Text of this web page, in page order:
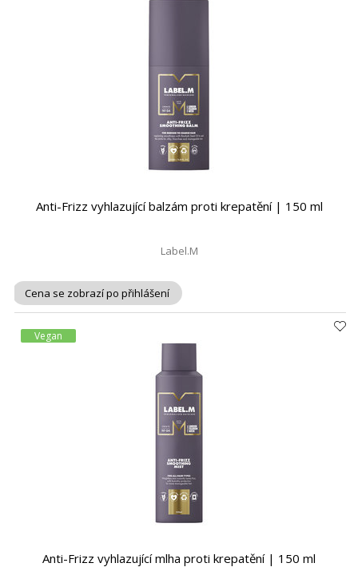
Anti-Frizz vyhlazující balzám proti krepatění | 150 ml
Label.M
Cena se zobrazí po přihlášení
Vegan
Anti-Frizz vyhlazující mlha proti krepatění | 150 ml